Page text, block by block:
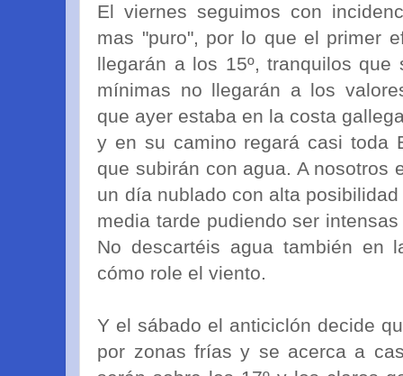
El viernes seguimos con
mas "puro", por lo que el primer
llegarán a los 15º, tranquilos
mínimas no llegarán a los
que ayer estaba en la costa
y en su camino regará casi toda
que subirán con agua. A nosotros
un día nublado con alta
media tarde pudiendo ser
No descartéis agua también en
cómo role el viento.
Y el sábado el anticiclón decide
por zonas frías y se acerca a